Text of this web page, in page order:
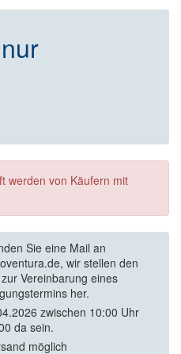
werden von Käufern mit
Sie eine Mail an
wir stellen den
Vereinbarung eines
her.
zwischen 10:00 Uhr
da sein.
möglich